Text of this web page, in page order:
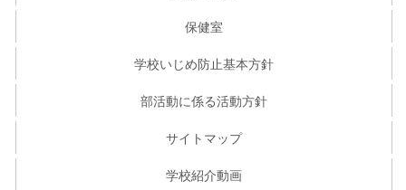
保健室
学校いじめ防止基本方針
部活動に係る活動方針
サイトマップ
学校紹介動画